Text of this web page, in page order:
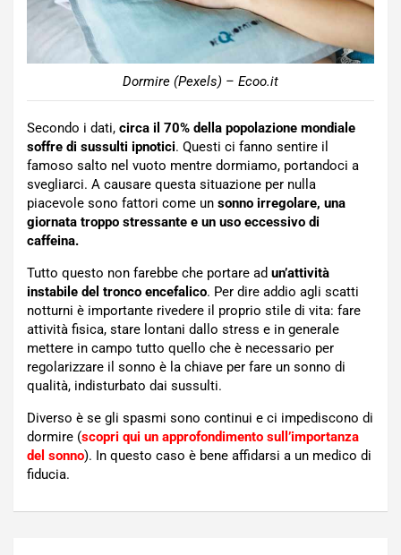
Dormire (Pexels) – Ecoo.it
Secondo i dati, circa il 70% della popolazione mondiale
soffre di sussulti ipnotici. Questi ci fanno sentire il
famoso salto nel vuoto mentre dormiamo, portandoci a
svegliarci. A causare questa situazione per nulla
piacevole sono fattori come un sonno irregolare, una
giornata troppo stressante e un uso eccessivo di
caffeina.
Tutto questo non farebbe che portare ad un’attività
instabile del tronco encefalico. Per dire addio agli scatti
notturni è importante rivedere il proprio stile di vita: fare
attività fisica, stare lontani dallo stress e in generale
mettere in campo tutto quello che è necessario per
regolarizzare il sonno è la chiave per fare un sonno di
qualità, indisturbato dai sussulti.
Diverso è se gli spasmi sono continui e ci impediscono di
dormire (scopri qui un approfondimento sull’importanza
del sonno). In questo caso è bene affidarsi a un medico di
fiducia.